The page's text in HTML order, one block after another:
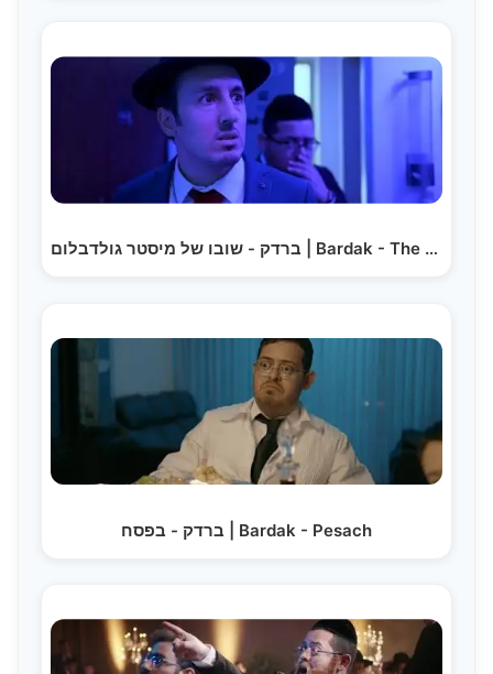
ברדק - שובו של מיסטר גולדבלום | Bardak - The Return…
ברדק - בפסח | Bardak - Pesach